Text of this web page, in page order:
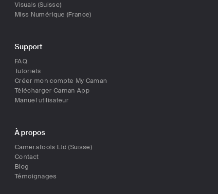
Visuals (Suisse)
Miss Numérique (France)
Support
FAQ
Tutoriels
Créer mon compte My Caman
Télécharger Caman App
Manuel utilisateur
À propos
CameraTools Ltd (Suisse)
Contact
Blog
Témoignages